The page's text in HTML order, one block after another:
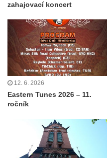
zahajovací koncert
12. 6. 2026
Eastern Tunes 2026 – 11.
ročník